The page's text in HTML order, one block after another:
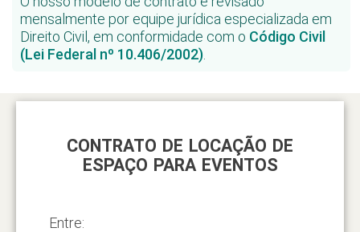
mensalmente por equipe jurídica especializada em
Direito Civil, em conformidade com o Código Civil
(Lei Federal nº 10.406/2002)
CONTRATO DE LOCAÇÃO DE
ESPAÇO PARA EVENTOS
Entre: